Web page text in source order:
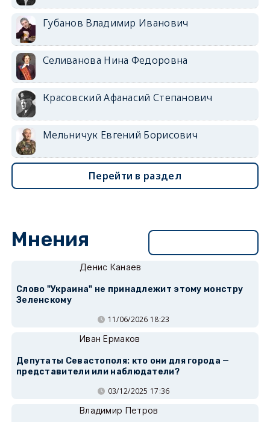
Губанов Владимир Иванович
Селиванова Нина Федоровна
Красовский Афанасий Степанович
Мельничук Евгений Борисович
Перейти в раздел
Мнения
Денис Канаев
Слово "Украина" не принадлежит этому монстру
Зеленскому
11/06/2026 18:23
Иван Ермаков
Депутаты Севастополя: кто они для города —
представители или наблюдатели?
03/12/2025 17:36
Владимир Петров